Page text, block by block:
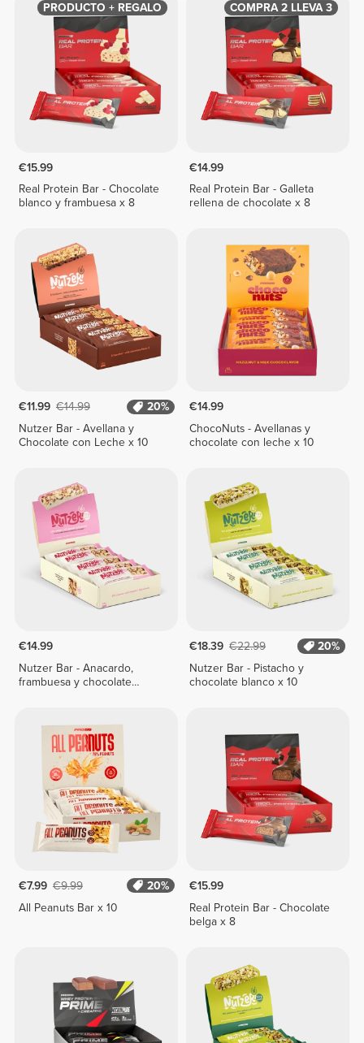
PRODUCTO + REGALO
€15.99
Real Protein Bar - Chocolate
blanco y frambuesa x 8
COMPRA 2 LLEVA 3
€14.99
Real Protein Bar - Galleta
rellena de chocolate x 8
€11.99 €14.99
20%
Nutzer Bar - Avellana y
Chocolate con Leche x 10
€14.99
ChocoNuts - Avellanas y
chocolate con leche x 10
€14.99
Nutzer Bar - Anacardo,
frambuesa y chocolate
€18.39 €22.99
20%
Nutzer Bar - Pistacho y
chocolate blanco x 10
€7.99 €9.99
20%
All Peanuts Bar x 10
€15.99
Real Protein Bar - Chocolate
belga x 8